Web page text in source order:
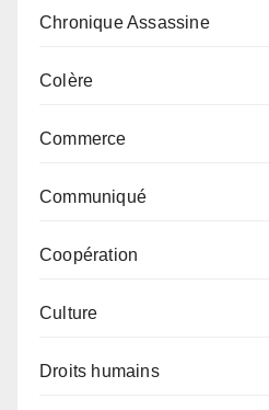
Chronique Assassine
Colère
Commerce
Communiqué
Coopération
Culture
Droits humains